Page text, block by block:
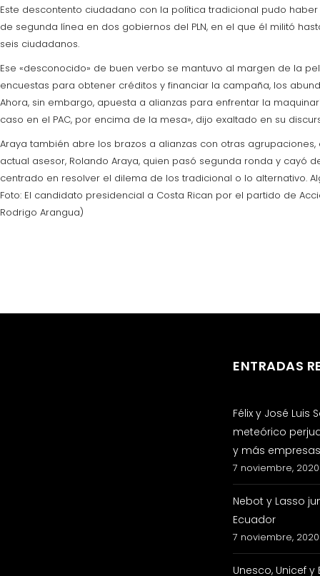
Este descontento ciudadano con la política tradicional pudo
de segunda línea en dos gobiernos del PLN, en el que él militó
seis ciudadanos.
Ese «desconocido» de buen verbo se mantuvo al margen de la
encuestas para obtener créditos y financiar la campaña, los
Ahora, sin embargo, apuesta a alianzas para enfrentar la
caso en el PAC, por encima de la mesa», dijo exaltado en su
Araya también abre los brazos a alianzas con otras
actual asesor, Rolando Araya, quien pasó segunda ronda y cayó
centrado en resolver el dilema de los tradicional o lo alternativo.
Foto: El candidato presidencial a Costa Rican por el partido de
Rodrigo Arangua)
ENTRADAS
Félix y José Luis
meteórico
y más
7 noviembre, 2020
Nebot y Lasso
Ecuador
7 noviembre, 2020
Unesco, Unicef